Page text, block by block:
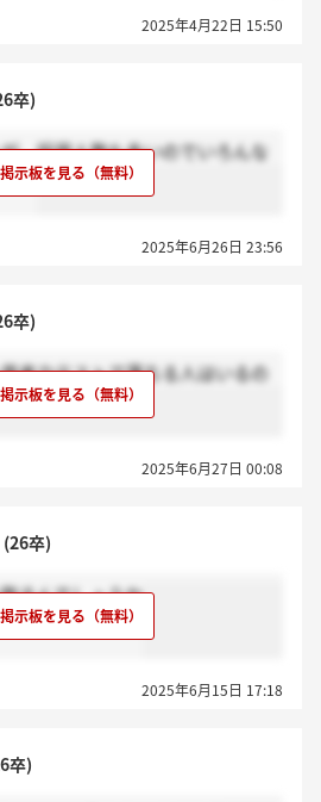
2025年4月22日 15:50
卒)
、採用人数も多いのでいろんな
。
2025年6月26日 23:56
卒)
考力テストで落ちる人はいるの
2025年6月27日 00:08
(26卒)
るんでしょうか
2025年6月15日 17:18
卒)